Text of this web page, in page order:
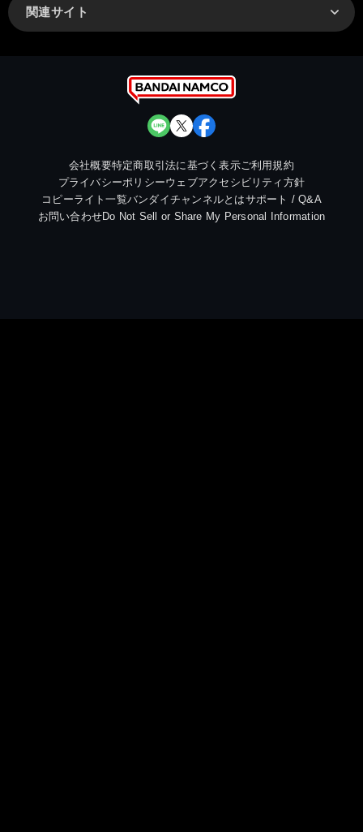
関連サイト
会社概要特定商取引法に基づく表示ご利用規約
プライバシーポリシーウェブアクセシビリティ方針
コピーライト一覧バンダイチャンネルとはサポート / Q&A
お問い合わせDo Not Sell or Share My Personal Information